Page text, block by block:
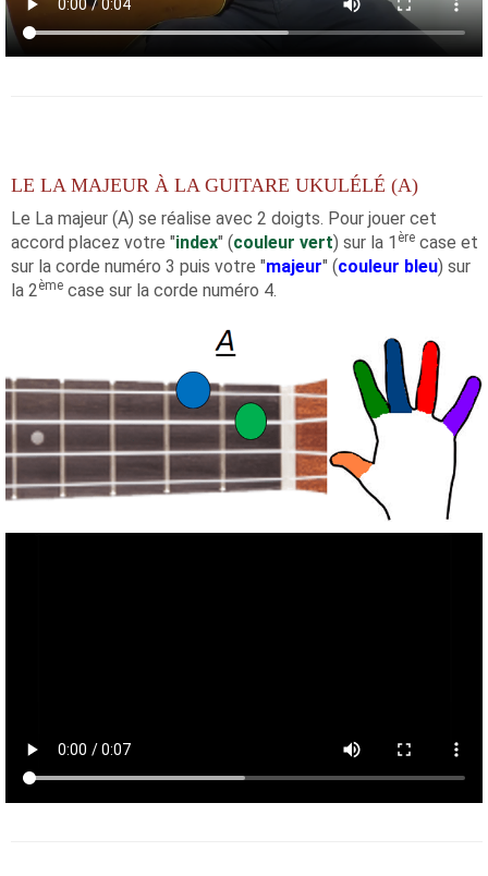
LE LA MAJEUR À LA GUITARE UKULÉLÉ (A)
Le La majeur (A) se réalise avec 2 doigts. Pour jouer cet
accord placez votre "index" (couleur vert) sur la 1 ère case et
sur la corde numéro 3 puis votre "majeur" (couleur bleu) sur
la 2ème case sur la corde numéro 4.